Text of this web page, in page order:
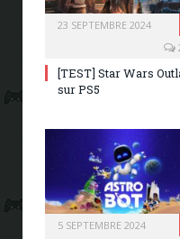
23 SEPTEMBRE 2024
[TEST] Star Wars
sur PS5
5 SEPTEMBRE 2024